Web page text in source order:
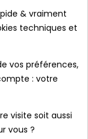
lapolitique de
& vraiment
techniques et
vos préférences,
: votre
visite soit aussi
vous ?